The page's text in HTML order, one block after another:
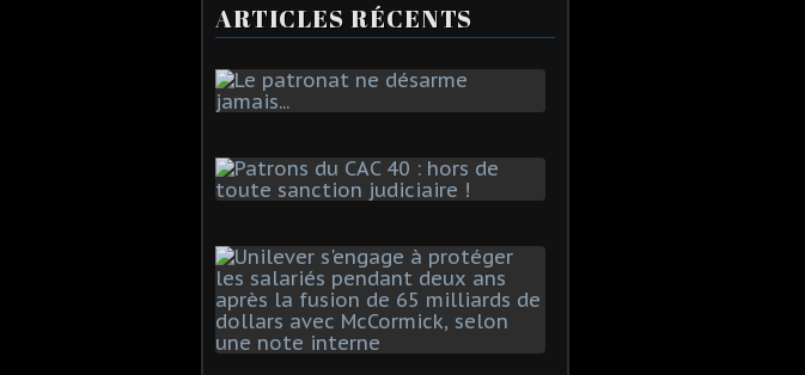
ARTICLES RÉCENTS